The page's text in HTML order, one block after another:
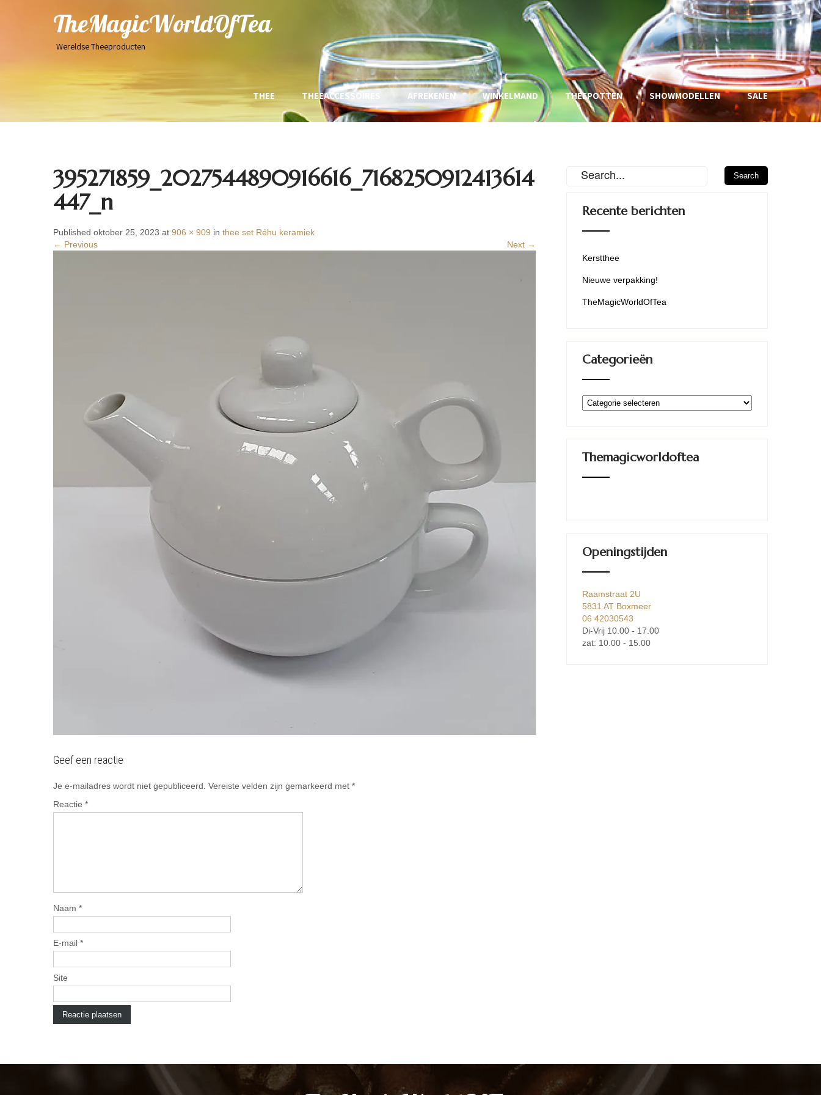
TheMagicWorldOfTea
Wereldse Theeproducten
THEE THEEACCESSOIRES AFREKENEN WINKELMAND THEEPOTTEN SHOWMODELLEN SALE
395271859_2027544890916616_7168250912413614
447_n
Published oktober 25, 2023 at 906 × 909 in thee set Réhu keramiek
← Previous
Next →
Geef een reactie
Je e-mailadres wordt niet gepubliceerd. Vereiste velden zijn gemarkeerd met *
Reactie *
Naam *
E-mail *
Site
Recente berichten
Kerstthee
Nieuwe verpakking!
TheMagicWorldOfTea
Categorieën
Categorieën
Themagicworldoftea
Openingstijden
Raamstraat 2U
5831 AT Boxmeer
06 42030543
Di-Vrij 10.00 - 17.00
zat: 10.00 - 15.00